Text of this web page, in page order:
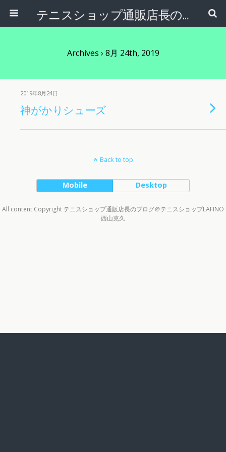
テニスショップ通販店長のブログ＠テニスショップLAFINO 西山克久
Archives › 8月 24th, 2019
2019年8月24日
神がかりシューズ
Back to top
Mobile Desktop
All content Copyright テニスショップ通販店長のブログ＠テニスショップLAFINO
西山克久